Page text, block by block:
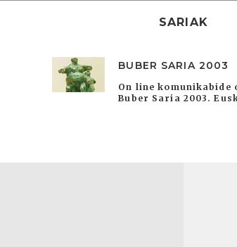
SARIAK
BUBER SARIA 2003
On line komunikabide
Buber Saria 2003.